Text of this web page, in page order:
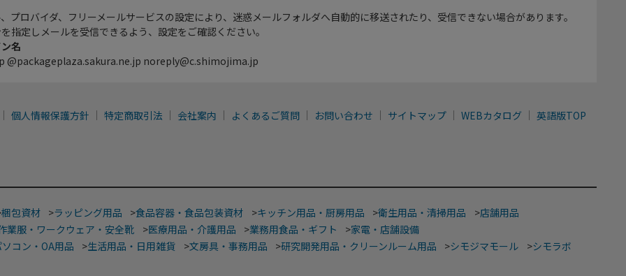
プロバイダ、フリーメールサービスの設定により、迷惑メールフォルダへ自動的に移送されたり、受信できない場合があります。
指定しメールを受信できるよう、設定をご確認ください。
名
@packageplaza.sakura.ne.jp noreply@c.shimojima.jp
個人情報保護方針 特定商取引法 会社案内 よくあるご質問 お問い合わせ サイトマップ WEBカタログ 英語版TOP
梱包資材 >ラッピング用品 >食品容器・食品包装資材 >キッチン用品・厨房用品 >衛生用品・清掃用品 >店舗用品
業服・ワークウェア・安全靴 >医療用品・介護用品 >業務用食品・ギフト >家電・店舗設備
コン・OA用品 >生活用品・日用雑貨 >文房具・事務用品 >研究開発用品・クリーンルーム用品 >シモジマモール >シモラボ